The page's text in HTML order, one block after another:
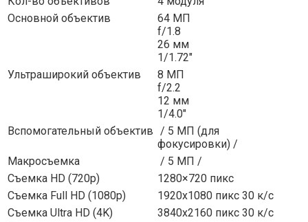
Основной объектив
64 МП
f/1.8
26 мм
1/1.72″
Ультраширокий объектив
8 МП
f/2.2
12 мм
1/4.0″
Вспомогательный объектив
/ 5 МП (для
фокусировки) /
Макросъемка
/ 5 МП /
Съемка HD (720p)
1280×720 пикс
Съемка Full HD (1080p)
1920х1080 пикс 30 к/с
Съемка Ultra HD (4K)
3840х2160 пикс 30 к/с